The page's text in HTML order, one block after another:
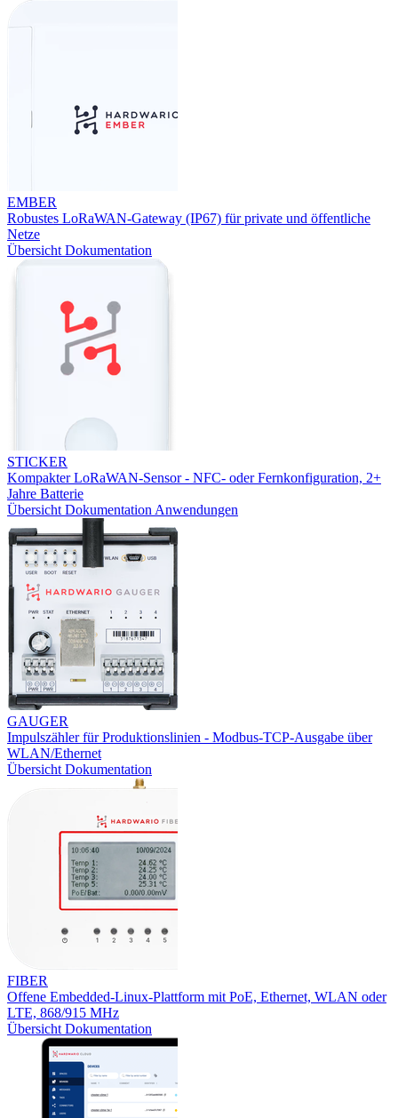
EMBER
Robustes LoRaWAN-Gateway (IP67) für private und öffentliche
Netze
Übersicht Dokumentation
STICKER
Kompakter LoRaWAN-Sensor - NFC- oder Fernkonfiguration, 2+
Jahre Batterie
Übersicht Dokumentation Anwendungen
GAUGER
Impulszähler für Produktionslinien - Modbus-TCP-Ausgabe über
WLAN/Ethernet
Übersicht Dokumentation
FIBER
Offene Embedded-Linux-Plattform mit PoE, Ethernet, WLAN oder
LTE, 868/915 MHz
Übersicht Dokumentation